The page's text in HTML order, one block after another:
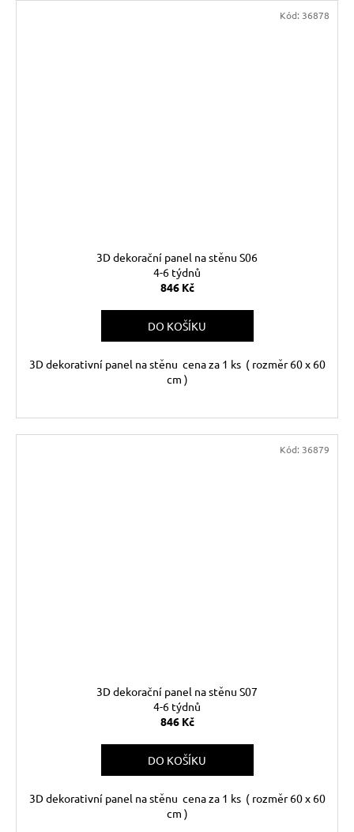
3D dekorační panel na stěnu S06
4-6 týdnů
846 Kč
DO KOŠÍKU
3D dekorativní panel na stěnu cena za 1 ks ( rozměr 60 x 60
cm )
Kód: 36878
3D dekorační panel na stěnu S07
4-6 týdnů
846 Kč
DO KOŠÍKU
3D dekorativní panel na stěnu cena za 1 ks ( rozměr 60 x 60
cm )
Kód: 36879